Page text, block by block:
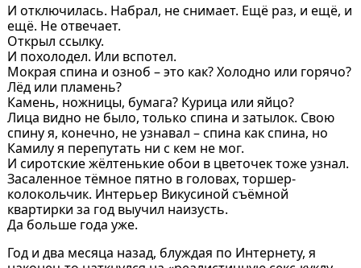
И отключилась. Набрал, не снимает. Ещё раз, и ещё, и
ещё. Не отвечает.
Открыл ссылку.
И похолодел. Или вспотел.
Мокрая спина и озноб – это как? Холодно или горячо?
Лёд или пламень?
Камень, ножницы, бумага? Курица или яйцо?
Лица видно не было, только спина и затылок. Свою
спину я, конечно, не узнавал – спина как спина, но
Камилу я перепутать ни с кем не мог.
И сиротские жёлтенькие обои в цветочек тоже узнал.
Засаленное тёмное пятно в головах, торшер-
колокольчик. Интерьер Викусиной съёмной
квартирки за год выучил наизусть.
Да больше года уже.
Год и два месяца назад, блуждая по Интернету, я